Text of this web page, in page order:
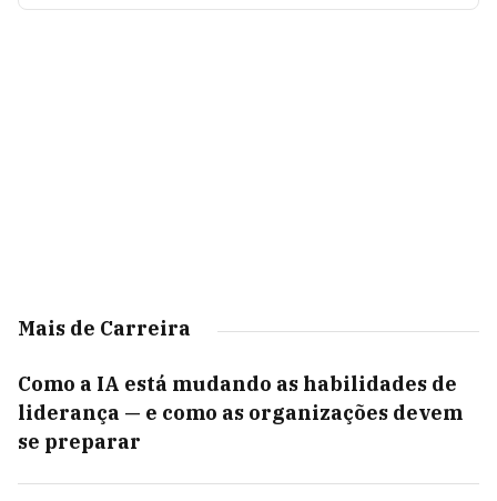
Mais de Carreira
Como a IA está mudando as habilidades de
liderança — e como as organizações devem
se preparar